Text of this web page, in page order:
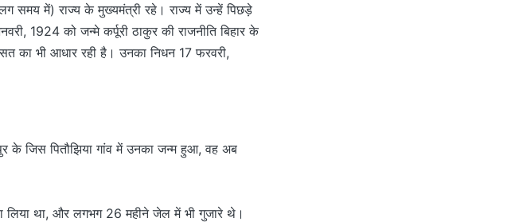
समय में) राज्य के मुख्यमंत्री रहे। राज्य में उन्हें पिछड़े
1924 को जन्मे कर्पूरी ठाकुर की राजनीति बिहार के
का भी आधार रही है। उनका निधन 17 फरवरी,
के जिस पितौझिया गांव में उनका जन्म हुआ, वह अब
लिया था, और लगभग 26 महीने जेल में भी गुजारे थे।